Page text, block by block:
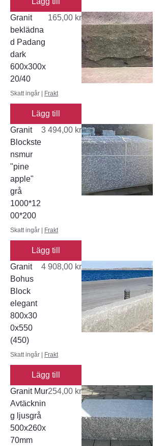
Granit
beklädna
d Padang
dark
600x300x
20/40
Pris
165,00 kr
Skatt ingår Frakt
Lägg till
Granit
Blockste
nsmur
"pine
apple"
grå
1000*12
00*200
Pris
3 494,00 kr
Skatt ingår Frakt
Lägg till
Granit
Bohus
Block
elegant
800x30
0x550
(450)
Pris
4 908,00 kr
Skatt ingår Frakt
Lägg till
Granit Mur
Avtäcknin
g ljusgrå
500x260x
70mm
Pris
254,00 kr